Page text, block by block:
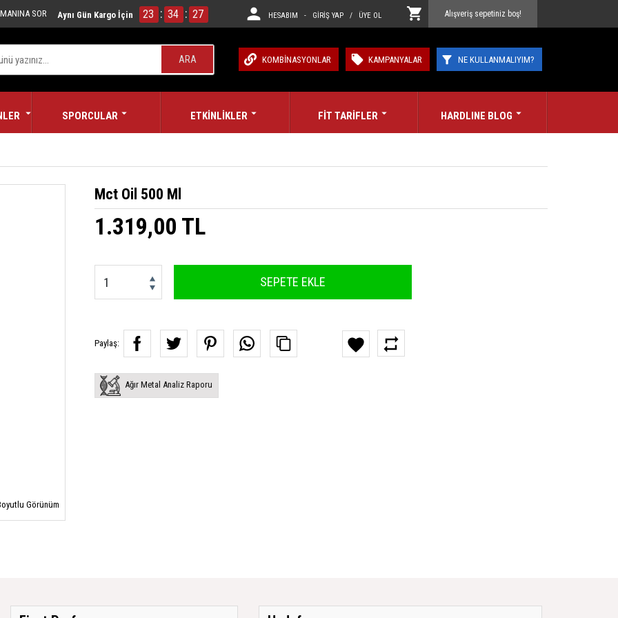
Aynı Gün Kargo İçin 23 : 34 : 26
SOR Alışveriş sepetiniz boş!
HESABIM - GİRİŞ YAP / ÜYE OL
ARA NE KULLANMALIYIM?
KAMPANYALAR
KOMBİNASYONLAR
SPORCULAR ETKİNLİKLER FİT TARİFLER HARDLINE BLOG
Görünüm
Mct Oil 500 Ml
1.319,00 TL
SEPETE EKLE
Paylaş:
Ağır Metal Analiz Raporu